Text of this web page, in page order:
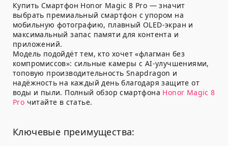
Купить Смартфон Honor Magic 8 Pro — значит
выбрать премиальный смартфон с упором на
мобильную фотографию, плавный OLED-экран и
максимальный запас памяти для контента и
приложений.
Модель подойдёт тем, кто хочет «флагман без
компромиссов»: сильные камеры с AI-улучшениями,
топовую производительность Snapdragon и
надёжность на каждый день благодаря защите от
воды и пыли. Полный обзор смартфона Honor Magic 8
Pro читайте в статье.
Ключевые преимущества: